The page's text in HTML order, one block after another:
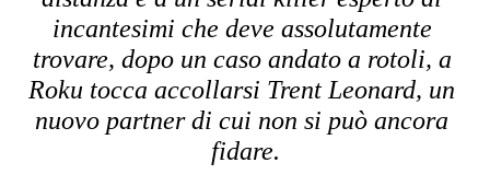
incantesimi che deve assolutamente
trovare, dopo un caso andato a rotoli, a
Roku tocca accollarsi Trent Leonard, un
nuovo partner di cui non si può ancora
fidare.